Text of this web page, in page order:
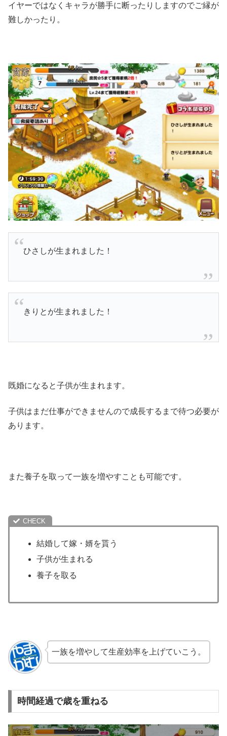
イヤーではなくキャラが勝手に断ったりしますのでご縁が
難しかったり。
ひさしが生まれました！
きりとが生まれました！
既婚になると子供が生まれます。
子供はまだ仕事ができませんので成長するまで待つ必要が
あります。
また養子を取って一族を増やすことも可能です。
結婚して嫁・婿を貰う
子供が生まれる
養子を取る
一族を増やして生産効率を上げていこう。
時間経過で歳を重ねる